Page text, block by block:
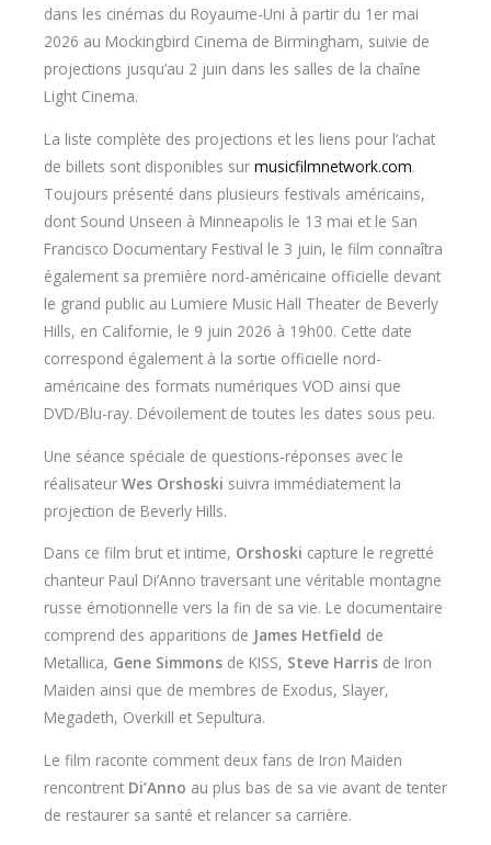
dans les cinémas du Royaume-Uni à partir du 1er mai
2026 au Mockingbird Cinema de Birmingham, suivie de
projections jusqu’au 2 juin dans les salles de la chaîne
Light Cinema.
La liste complète des projections et les liens pour l’achat
de billets sont disponibles sur musicfilmnetwork.com.
Toujours présenté dans plusieurs festivals américains,
dont Sound Unseen à Minneapolis le 13 mai et le San
Francisco Documentary Festival le 3 juin, le film connaîtra
également sa première nord-américaine officielle devant
le grand public au Lumiere Music Hall Theater de Beverly
Hills, en Californie, le 9 juin 2026 à 19h00. Cette date
correspond également à la sortie officielle nord-
américaine des formats numériques VOD ainsi que
DVD/Blu-ray. Dévoilement de toutes les dates sous peu.
Une séance spéciale de questions-réponses avec le
réalisateur Wes Orshoski suivra immédiatement la
projection de Beverly Hills.
Dans ce film brut et intime, Orshoski capture le regretté
chanteur Paul Di’Anno traversant une véritable montagne
russe émotionnelle vers la fin de sa vie. Le documentaire
comprend des apparitions de James Hetfield de
Metallica, Gene Simmons de KISS, Steve Harris de Iron
Maiden ainsi que de membres de Exodus, Slayer,
Megadeth, Overkill et Sepultura.
Le film raconte comment deux fans de Iron Maiden
rencontrent Di’Anno au plus bas de sa vie avant de tenter
de restaurer sa santé et relancer sa carrière.